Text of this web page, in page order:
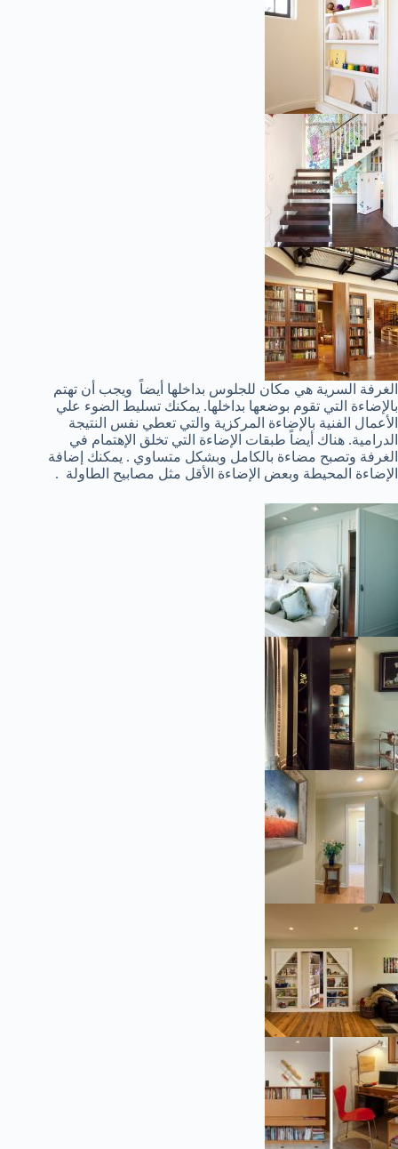
الغرفة السرية هي مكان للجلوس بداخلها أيضاً ويجب أن تهتم
بالإضاءة التي تقوم بوضعها بداخلها. يمكنك تسليط الضوء علي
الأعمال الفنية بالإضاءة المركزية والتي تعطي نفس النتيجة
الدرامية. هناك أيضاً طبقات الإضاءة التي تخلق الإهتمام في
الغرفة وتصبح مضاءة بالكامل وبشكل متساوي . يمكنك إضافة
الإضاءة المحيطة وبعض الإضاءة الأقل مثل مصابيح الطاولة .